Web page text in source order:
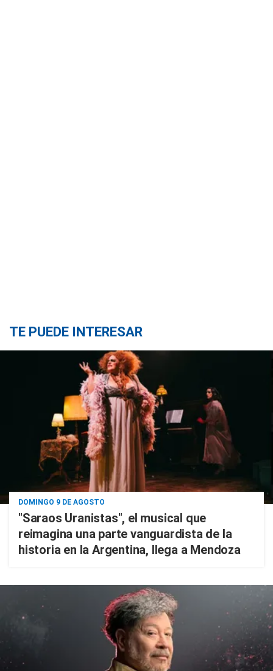
TE PUEDE INTERESAR
DOMINGO 9 DE AGOSTO
"Saraos Uranistas", el musical que
reimagina una parte vanguardista de la
historia en la Argentina, llega a Mendoza